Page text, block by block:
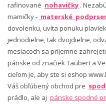
rafinované nohavičky .
mamičky - materské
dovolenku, uvíta ponuku
jednodielne, tak dvojdielne,
mesiacoch sa príjemne
pánske od značiek Taubert a
cieľom je, aby ste si eshop
Váš obľúbený obchod pre
prádlo, ale aj pánske spodné